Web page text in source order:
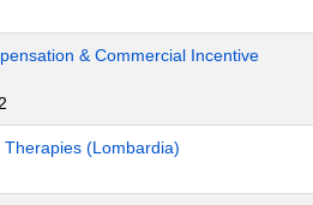
& Commercial Incentive
(Lombardia)